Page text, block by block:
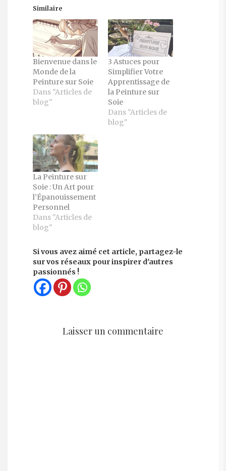
Similaire
Bienvenue dans le
Monde de la
Peinture sur Soie
Dans "Articles de
blog"
3 Astuces pour
Simplifier Votre
Apprentissage de
la Peinture sur
Soie
Dans "Articles de
blog"
La Peinture sur
Soie : Un Art pour
l’Épanouissement
Personnel
Dans "Articles de
blog"
Si vous avez aimé cet article, partagez-le
sur vos réseaux pour inspirer d'autres
passionnés !
Laisser un commentaire